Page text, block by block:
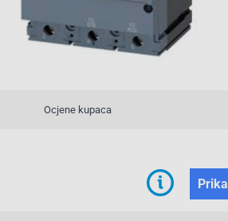
Ocjene kupaca